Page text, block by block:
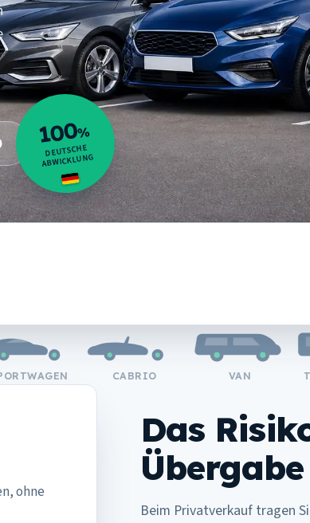
100%
DEUTSCHE
ABWICKLUNG
CABRIO VAN
ohne
Das
Beim Privatverkauf tragen